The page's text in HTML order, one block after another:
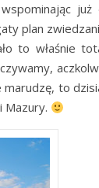
plan
to właśnie
marudzę, to
Mazury.